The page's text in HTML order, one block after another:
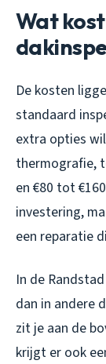
Wat
De kosten
standaard
extra opties
thermografie,
en €80 tot
investering,
een reparatie
In de
dan in andere
zit je aan de
krijgt er ook